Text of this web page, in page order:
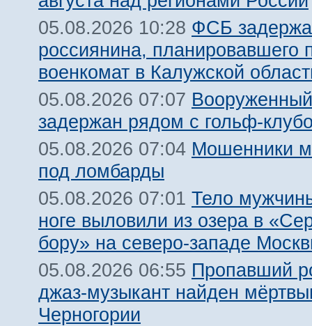
05.08.2026 10:28 ФСБ
россиянина, планировавшего
военкомат в Калужской
05.08.2026 07:07
задержан рядом с гольф-
05.08.2026 07:04 Мошенники
под ломбарды
05.08.2026 07:01 Тело
ноге выловили из озера в
бору» на северо-западе
05.08.2026 06:55 Пропавший
джаз-музыкант найден
Черногории